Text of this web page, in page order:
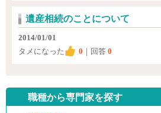
遺産相続のことについて
2014/01/01
タメになった
0 ｜回答 0
職種から専門家を探す